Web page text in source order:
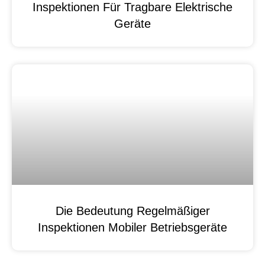
Inspektionen Für Tragbare Elektrische
Geräte
Die Bedeutung Regelmäßiger
Inspektionen Mobiler Betriebsgeräte